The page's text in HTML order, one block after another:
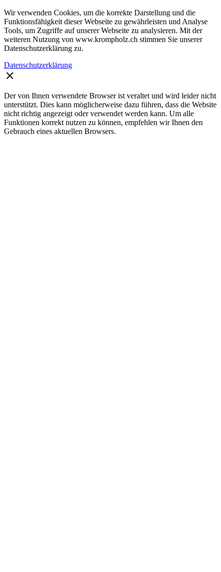
Wir verwenden Cookies, um die korrekte Darstellung und die
Funktionsfähigkeit dieser Webseite zu gewährleisten und Analyse
Tools, um Zugriffe auf unserer Webseite zu analysieren. Mit der
weiteren Nutzung von www.krompholz.ch stimmen Sie unserer
Datenschutzerklärung zu.
Datenschutzerklärung
clear
Der von Ihnen verwendete Browser ist veraltet und wird leider nicht
unterstützt. Dies kann möglicherweise dazu führen, dass die Website
nicht richtig angezeigt oder verwendet werden kann. Um alle
Funktionen korrekt nutzen zu können, empfehlen wir Ihnen den
Gebrauch eines aktuellen Browsers.